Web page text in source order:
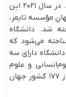
قدمت آن به اوایل قرن نوزده میلادی برمی‌گردد. در سال ۲۰۲۱ این
مؤسسه تایمز،
شد. دانشگاه
می‌شود که
دانشگاه دارای سه
و علوم
مهندسی است که درون خود، ۴۰٬۰۰۰ دانشجو از ۱۷۷ کشور جهان